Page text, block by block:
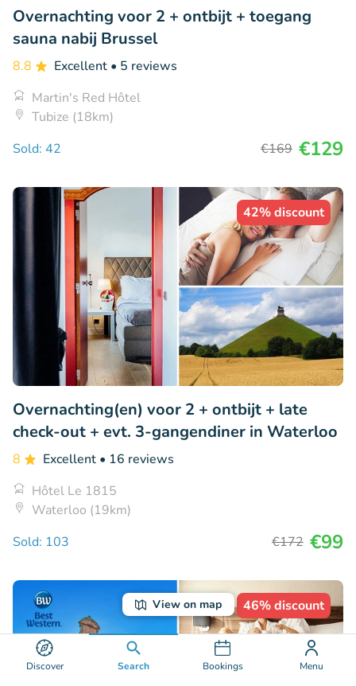
Discover Search Bookings Menu
View on map
Overnachting voor 2 + ontbijt + toegang
sauna nabij Brussel
8.8 Excellent • 5 reviews
Martin's Red Hôtel
Tubize (18km)
Sold: 42
€169 €129
42% discount
Overnachting(en) voor 2 + ontbijt + late
check-out + evt. 3-gangendiner in Waterloo
8 Excellent • 16 reviews
Hôtel Le 1815
Waterloo (19km)
Sold: 103
€172 €99
46% discount